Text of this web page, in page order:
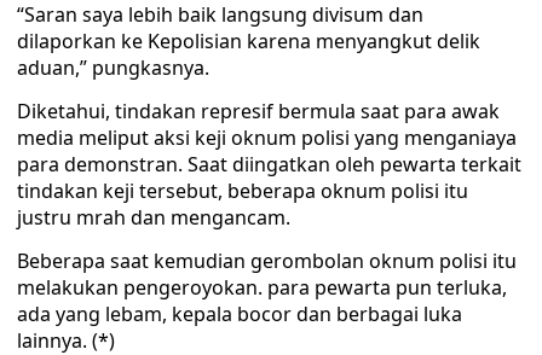
“Saran saya lebih baik langsung divisum dan
dilaporkan ke Kepolisian karena menyangkut delik
aduan,” pungkasnya.
Diketahui, tindakan represif bermula saat para awak
media meliput aksi keji oknum polisi yang menganiaya
para demonstran. Saat diingatkan oleh pewarta terkait
tindakan keji tersebut, beberapa oknum polisi itu
justru mrah dan mengancam.
Beberapa saat kemudian gerombolan oknum polisi itu
melakukan pengeroyokan. para pewarta pun terluka,
ada yang lebam, kepala bocor dan berbagai luka
lainnya. (*)